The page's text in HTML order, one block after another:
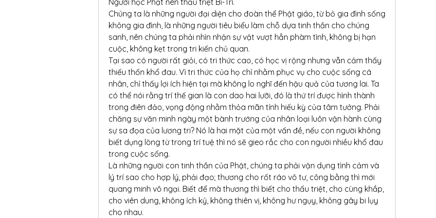
Chúng ta là những người đại diện cho đoàn thể Phật giáo, từ bỏ gia đình sống
không gia đình, là những người tiêu biểu làm chỗ dựa tinh thần cho chúng
sanh, nên chúng ta phải nhìn nhận sự vật vượt hẳn phàm tình, không bị hạn
cuộc, không kẹt trong tri kiến chủ quan.
Tại sao có người rất giỏi, có tri thức cao, có học vị rộng nhưng vẫn cảm thấy
thiếu thốn khổ đau. Vì tri thức của họ chỉ nhằm phục vụ cho cuộc sống cá
nhân, chỉ thấy lợi ích hiện tại mà không lo nghĩ đến hậu quả của tương lai. Ta
có thể nói rằng trí thế gian là con dao hai lưỡi, đó là thứ trí được hình thành
trong điên đảo, vọng động nhằm thỏa mãn tính hiếu kỳ của tâm tưởng. Phải
chăng sự văn minh ngày một bành trướng của nhân loại luôn vận hành cùng
sự sa đọa của lương tri? Nó là hai mặt của một vấn đề, nếu con người không
biết dụng lòng từ trong trí tuệ thì nó sẽ gieo rắc cho con người nhiều khổ đau
trong cuộc sống.
Là những người con tinh thần của Phật, chúng ta phải vận dụng tình cảm và
lý trí sao cho hợp lý, phải đạo; thương cho rốt ráo vô tư, công bằng thì mới
quang minh vô ngại. Biết để mà thương thì biết cho thấu triệt, cho cùng khắp,
cho viên dung, không ích kỷ, không thiên vị, không hư ngụy, không gây bi lụy
cho nhau.